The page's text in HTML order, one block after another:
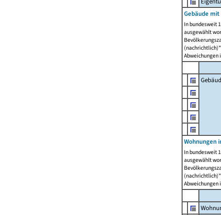
Gebäude
In bundesweit
ausgewählt
Abweichungen
Wohnungen
In bundesweit
ausgewählt
Abweichungen